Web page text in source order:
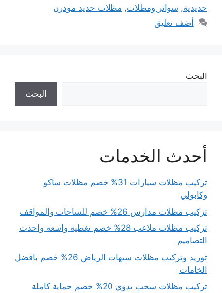
حديدية, سواتر ومظلات, مظلات حديد مودرن
أضف تعليق
البحث
البحث
أحدث الخدمات
تركيب مظلات سيارات 31% خصم مظلات ساكو
وكابولي
تركيب مظلات مدارس 26% خصم للساحات والمواقف
تركيب مظلات ملاعب 28% خصم تغطية واسعة واحدث
التصاميم
توريد وتركيب مظلات سيهات الرياض 26% خصم بافضل
الخامات
تركيب مظلات سحب يدوي 20% خصم حماية كاملة